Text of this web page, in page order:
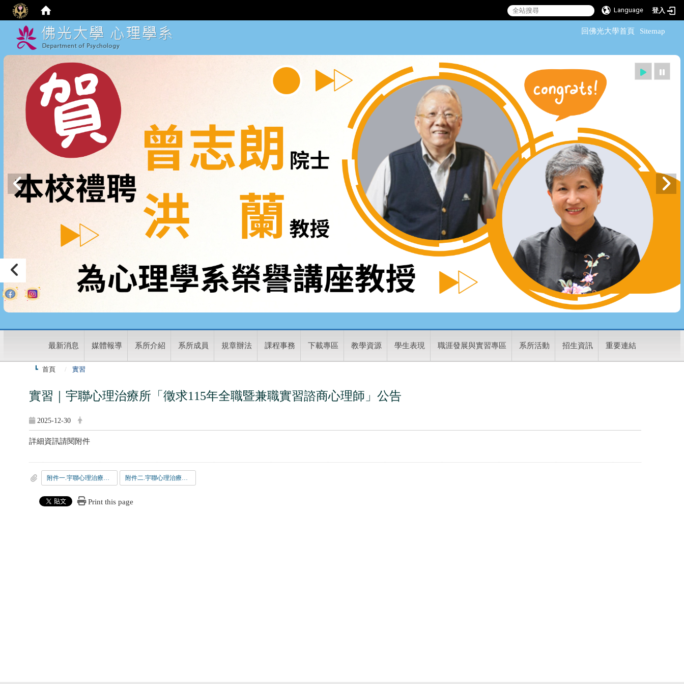
Language 登入
回佛光大學首頁 Sitemap
最新消息
媒體報導 系所介紹 系所成員 規章辦法 課程事務 下載專區 教學資源 學生表現 職涯發展與實習專區 系所活動 招生資訊 重要連結
首頁 實習
實習｜宇聯心理治療所「徵求115年全職暨兼職實習諮商心理師」公告
2025-12-30
詳細資訊請閱附件
附件一.宇聯心理治療所「徵求115年全職暨兼職實習諮商心理師」公告 附件二.宇聯心理治療所「徵求115年全職暨兼職實習諮商心理師」公告
Print this page